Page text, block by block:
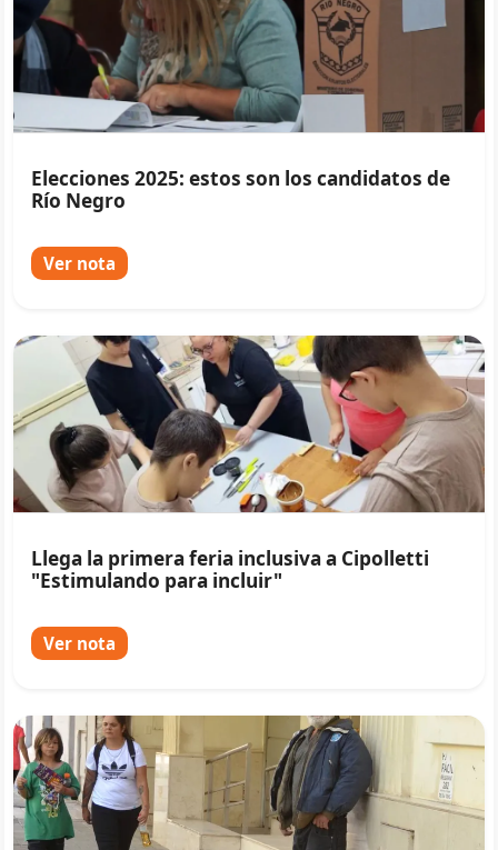
Elecciones 2025: estos son los candidatos de
Río Negro
Ver nota
Llega la primera feria inclusiva a Cipolletti
"Estimulando para incluir"
Ver nota